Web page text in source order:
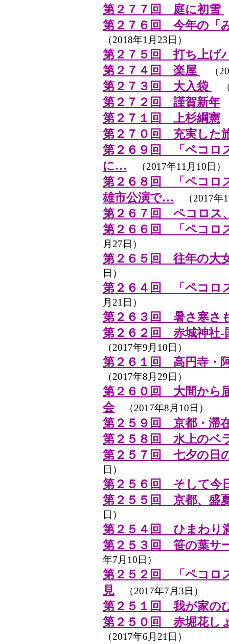
第２７７回 庭に初雪
第２７６回 今年の「
（2018年1月23日）
第２７５回 打ち上げ
第２７４回 楽屋
（
第２７３回 大入袋 （
第２７２回 謹賀新年
第２７１回 上杉綱憲
第２７０回 充実した
第２６９回 「ペコロ
に… （2017年11月10日）
第２６８回 「ペコロ
雄市公演で… （2017年
第２６７回 ペコロス
第２６６回 「ペコロ
月27日）
第２６５回 往年の大
日）
第２６４回 「ペコロ
月21日）
第２６３回 暑さ寒さ
第２６２回 赤城神社-
（2017年9月10日）
第２６１回 高円寺・
（2017年8月29日）
第２６０回 大間から
会（2017年8月10日）
第２５９回 京都・滞
第２５８回 水上のベ
第２５７回 七夕の日
日）
第２５６回 そして今
第２５５回 京都、盛
日）
第２５４回 ひまわり
第２５３回 笹の葉サ
年7月10日）
第２５２回 「ペコロ
見 （2017年7月3日）
第２５１回 我が家の
第２５０回 赤堀花し
（2017年6月21日）